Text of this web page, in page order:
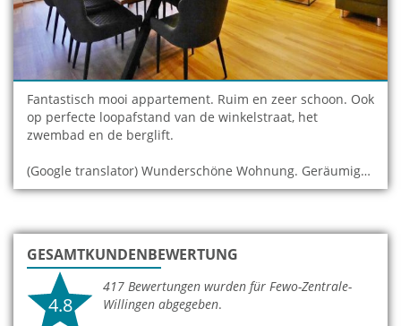
Fantastisch mooi appartement. Ruim en zeer schoon. Ook
op perfecte loopafstand van de winkelstraat, het
zwembad en de berglift.
(Google translator) Wunderschöne Wohnung. Geräumig
und sehr sauber. Außerdem in perfekter Gehweite zur
GESAMTKUNDENBEWERTUNG
417 Bewertungen wurden für Fewo-Zentrale-
Willingen abgegeben.
4.8